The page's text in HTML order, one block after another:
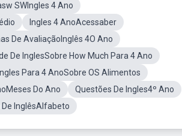
SWIngles 4 Ano
Ingles 4 AnoAcessaber
De AvaliaçãoInglês 4O Ano
De InglesSobre How Much Para 4 Ano
Para 4 AnoSobre OS Alimentos
Do Ano
Questões De Ingles4º Ano
InglêsAlfabeto